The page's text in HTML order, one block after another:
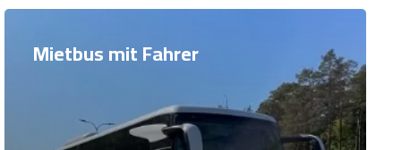
Mietbus mit Fahrer